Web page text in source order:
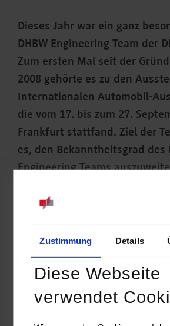
Zustimmung Details
Diese Webseite
verwendet
Dieses Jahr war ein ganz
DHBW Engineering Team der
Zum ersten Mal seit der
2008 gehörte es zu den
Internationalen Automobil-
die vom 17. bis zum 27.
Frankfurt stattfand. Ziel der
es, den Bekanntheitsgrad des
Engineering Teams
knüpfen.